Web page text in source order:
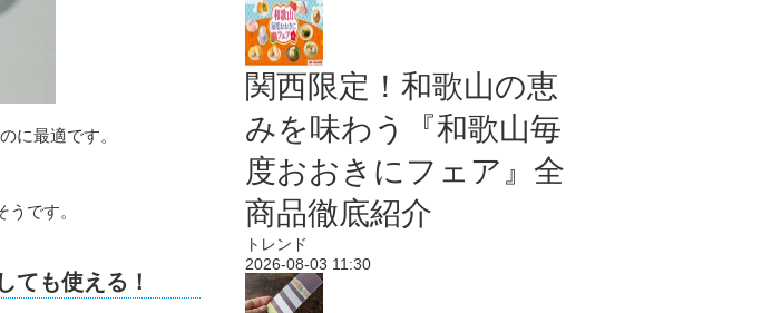
に最適です。
です。
ても使える！
関西限定！和歌山の恵
みを味わう『和歌山毎
度おおきにフェア』全
商品徹底紹介
トレンド
2026-08-03 11:30